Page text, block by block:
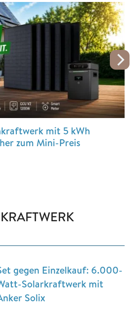
mit 5 kWh
zum Mini-Preis
gegen Einzelkauf: 6.000-
Solarkraftwerk mit
Solix